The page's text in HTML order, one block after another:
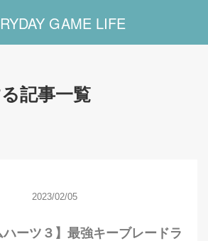
GAME LIFE
記事一覧
2023/02/05
ハーツ３】最強キーブレードラ